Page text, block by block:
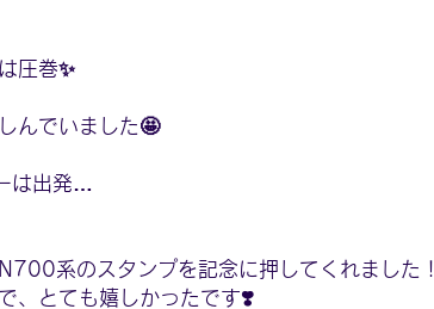
圧巻✨
んでいました🤩
は出発…
系のスタンプを記念に押してくれました！
、とても嬉しかったです❣️